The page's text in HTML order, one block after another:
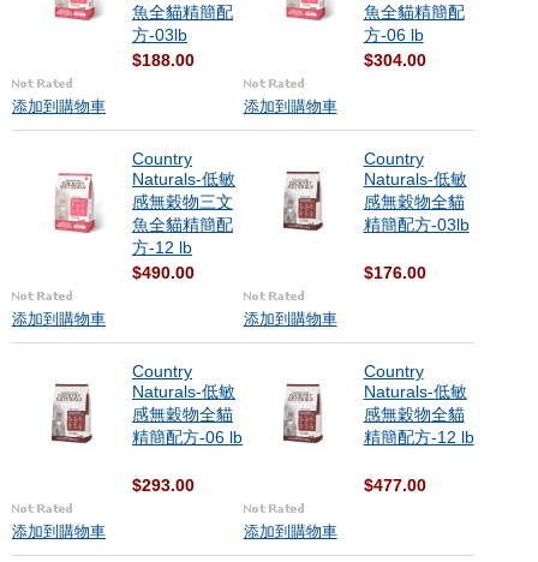
魚全貓精簡配
方-03lb
$188.00
添加到購物車
魚全貓精簡配
方-06 lb
$304.00
添加到購物車
Country
Naturals-低敏
感無穀物三文
魚全貓精簡配
方-12 lb
$490.00
添加到購物車
Country
Naturals-低敏
感無穀物全貓
精簡配方-03lb
$176.00
添加到購物車
Country
Naturals-低敏
感無穀物全貓
精簡配方-06 lb
$293.00
添加到購物車
Country
Naturals-低敏
感無穀物全貓
精簡配方-12 lb
$477.00
添加到購物車